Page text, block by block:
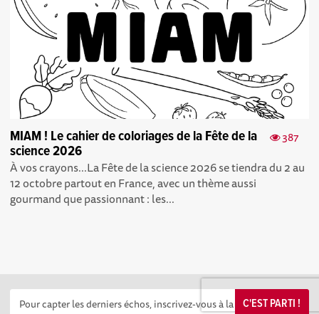
387
MIAM ! Le cahier de coloriages de la Fête de la
science 2026
À vos crayons...La Fête de la science 2026 se tiendra du 2 au
12 octobre partout en France, avec un thème aussi
gourmand que passionnant : les...
C'EST PARTI !